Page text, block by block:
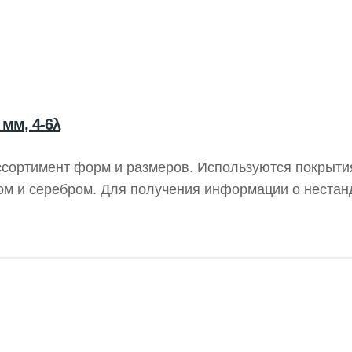
мм, 4-6λ
форм и размеров. Используются
и серебром. Для получения информации о
TECHSPEC First Surface Mirrors, покрытая
минимизировать потери энергии и